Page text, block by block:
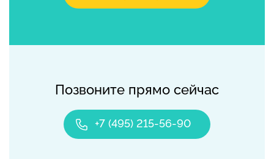
Позвоните прямо сейчас
+7 (495) 215-56-90